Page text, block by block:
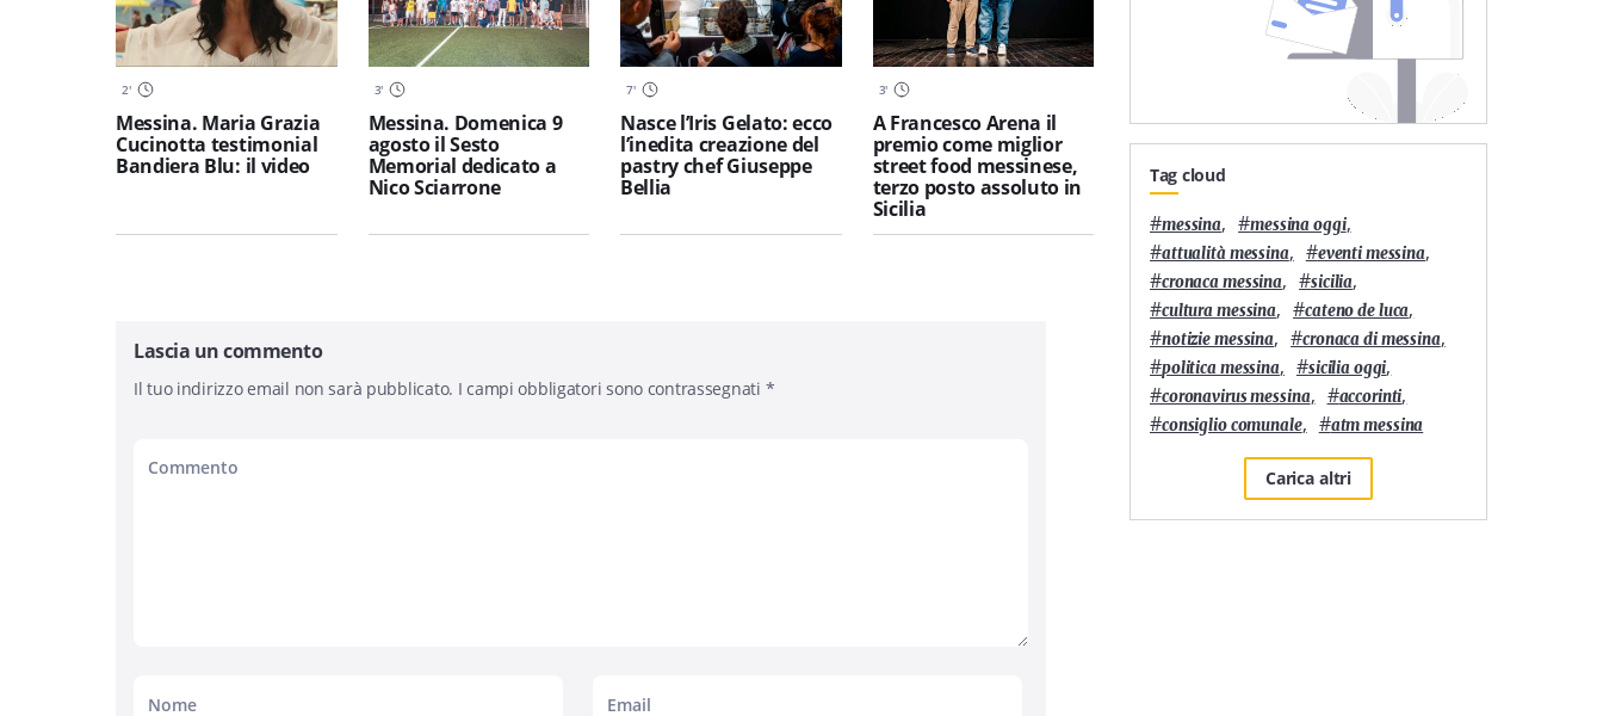
2'
Messina. Maria Grazia
Cucinotta testimonial
Bandiera Blu: il video
3'
Messina. Domenica 9
agosto il Sesto
Memorial dedicato a
Nico Sciarrone
7'
Nasce l’Iris Gelato: ecco
l’inedita creazione del
pastry chef Giuseppe
Bellia
3'
A Francesco Arena il
premio come miglior
street food messinese,
terzo posto assoluto in
Sicilia
“Un mare di arte e
cultura”: a Furci Siculo
torna l’evento che
unisce musica, cinema
L’Orso in Teglia di
Messina è la migliore
Lascia un commento
Il tuo indirizzo email non sarà pubblicato. I campi obbligatori sono contrassegnati *
Tag cloud
#messina, #messina oggi,
#attualità messina, #eventi messina,
#cronaca messina, #sicilia,
#cultura messina, #cateno de luca,
#notizie messina, #cronaca di messina,
#politica messina, #sicilia oggi,
#coronavirus messina, #accorinti,
#consiglio comunale, #atm messina
Carica altri